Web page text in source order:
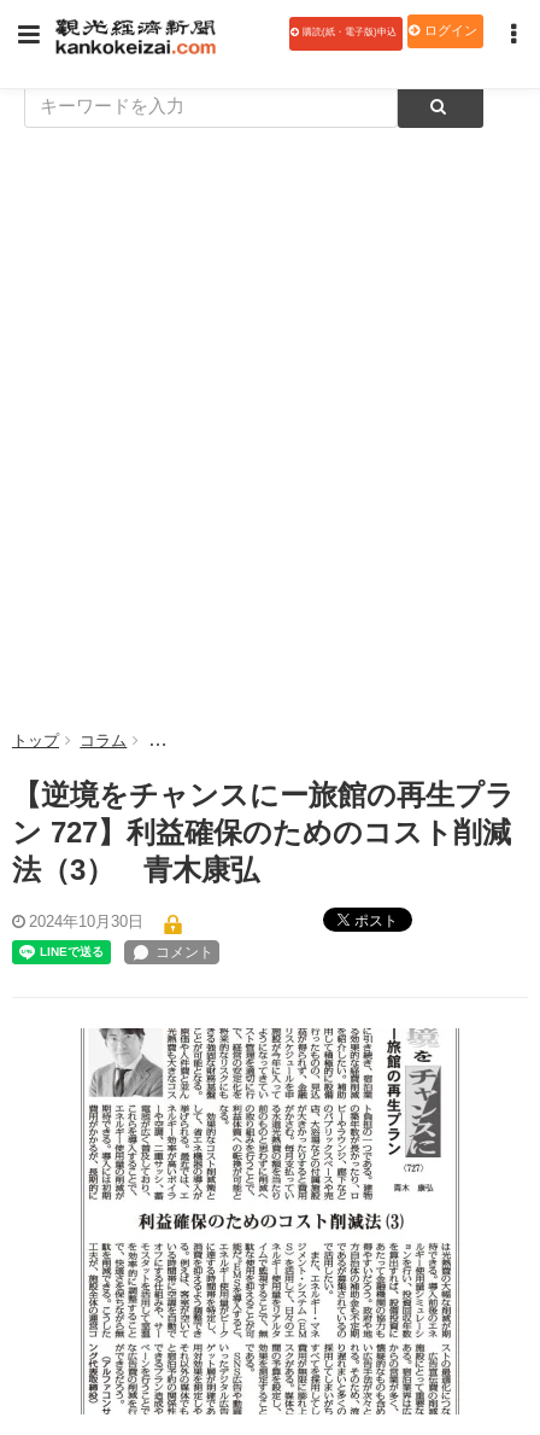
購読(紙・電子版)申込 ログイン
トップ コラム 【逆境をチャンスにー旅館の再生プラン 727】利益確
【逆境をチャンスにー旅館の再生プラ
ン 727】利益確保のためのコスト削減
法（3） 青木康弘
2024年10月30日 ポスト